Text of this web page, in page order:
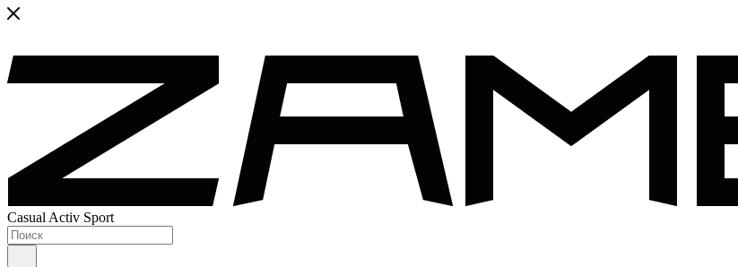
Casual Activ Sport